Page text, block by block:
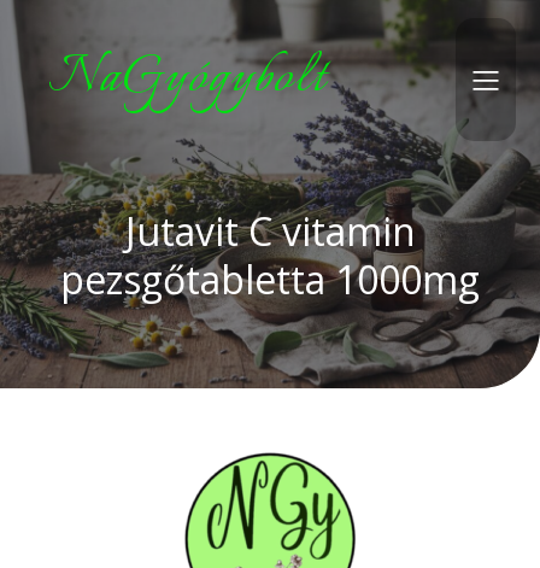
NaGyógybolt
Jutavit C vitamin
pezsgőtabletta 1000mg